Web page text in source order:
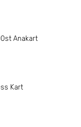
Anakart
Kart